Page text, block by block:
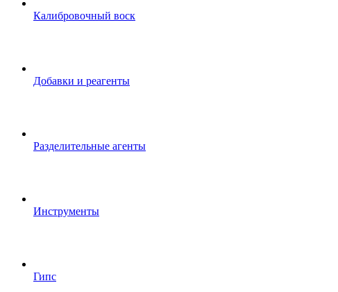
Калибровочный воск
Добавки и реагенты
Разделительные агенты
Инструменты
Гипс